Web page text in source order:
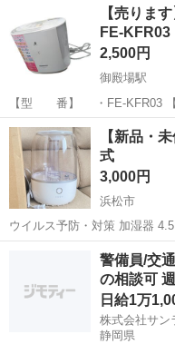
【売りま
FE-
2,500円
御殿場駅
【型 番】 ・FE-KFR03 【商品情報】 ・状態/中古/現状品/使
用感あり。 ・動作/通電確
が全てです。 【店内
静岡 御殿場市 御殿場
【新品・
式
3,000円
浜松市
ウイルス予防・対策 加湿器
ューザー 超音波式アロマ加湿
浄化 強力加湿 超音波式 卓上
浜松市 季節、空
警備員/交
の相談可
日給1万
株式会社サン
静岡県